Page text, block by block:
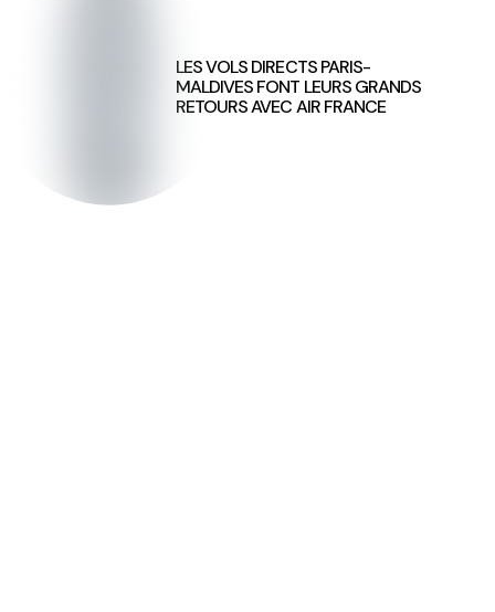
LES VOLS DIRECTS PARIS-
MALDIVES FONT LEURS GRANDS
RETOURS AVEC AIR FRANCE